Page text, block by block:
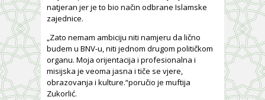
natjeran jer je to bio način odbrane Islamske
zajednice.
„Zato nemam ambiciju niti namjeru da lično
budem u BNV-u, niti jednom drugom političkom
organu. Moja orijentacija i profesionalna i
misijska je veoma jasna i tiče se vjere,
obrazovanja i kulture.“poručio je muftija
Zukorlić.